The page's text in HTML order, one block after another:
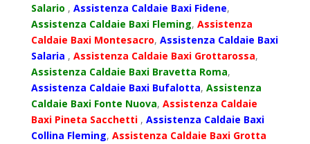
Salario , Assistenza Caldaie Baxi Fidene,
Assistenza Caldaie Baxi Fleming, Assistenza
Caldaie Baxi Montesacro, Assistenza Caldaie Baxi
Salaria , Assistenza Caldaie Baxi Grottarossa,
Assistenza Caldaie Baxi Bravetta Roma,
Assistenza Caldaie Baxi Bufalotta, Assistenza
Caldaie Baxi Fonte Nuova, Assistenza Caldaie
Baxi Pineta Sacchetti , Assistenza Caldaie Baxi
Collina Fleming, Assistenza Caldaie Baxi Grotta